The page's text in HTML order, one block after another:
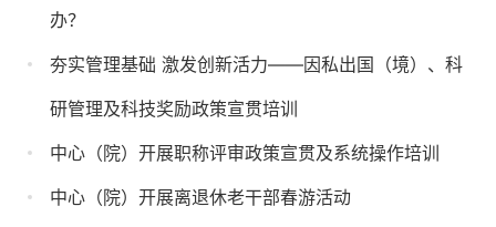
办？
夯实管理基础 激发创新活力——因私出国（境）、科
研管理及科技奖励政策宣贯培训
中心（院）开展职称评审政策宣贯及系统操作培训
中心（院）开展离退休老干部春游活动